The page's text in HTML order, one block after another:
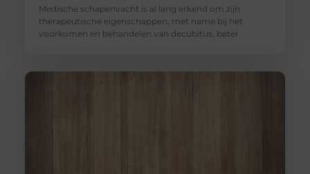
Medische schapenvacht is al lang erkend om zijn
therapeutische eigenschappen, met name bij het
voorkomen en behandelen van decubitus, beter